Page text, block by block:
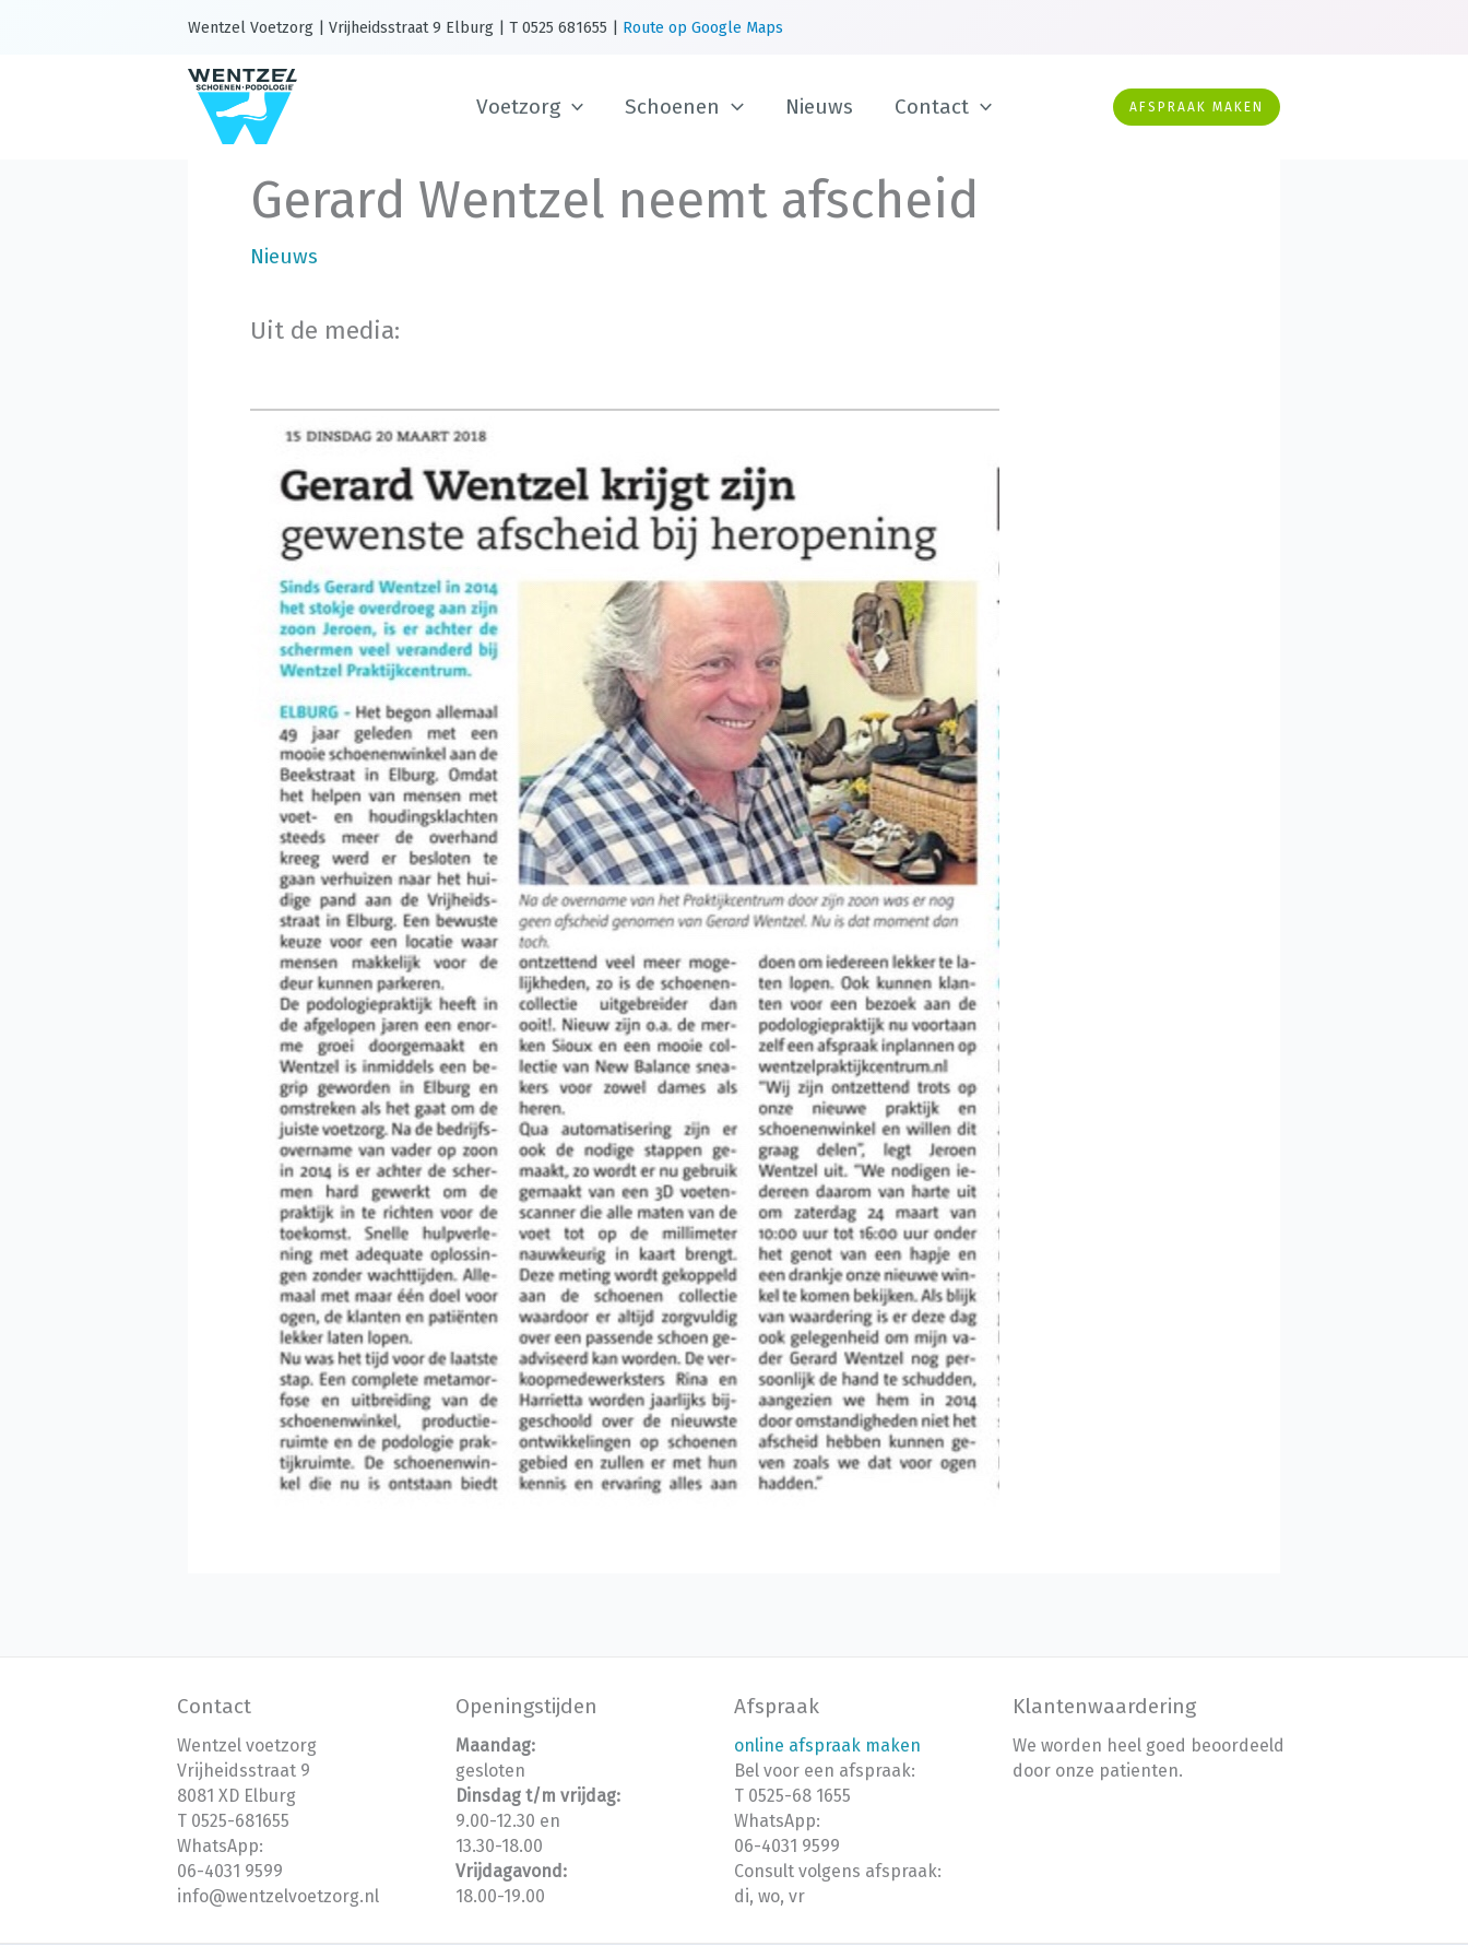
Wentzel Voetzorg | Vrijheidsstraat 9 Elburg | T 0525 681655 | Route op Google Maps
Voetzorg Schoenen Nieuws Contact AFSPRAAK MAKEN
Gerard Wentzel neemt afscheid
Nieuws
Uit de media:
Contact
Wentzel voetzorg
Vrijheidsstraat 9
8081 XD Elburg
T 0525-681655
WhatsApp:
06-4031 9599
info@wentzelvoetzorg.nl
Openingstijden
Maandag:
gesloten
Dinsdag t/m vrijdag:
9.00-12.30 en
13.30-18.00
Vrijdagavond:
18.00-19.00
Afspraak
online afspraak maken
Bel voor een afspraak:
T 0525-68 1655
WhatsApp:
06-4031 9599
Consult volgens afspraak:
di, wo, vr
Klantenwaardering
We worden heel goed beoordeeld
door onze patienten.